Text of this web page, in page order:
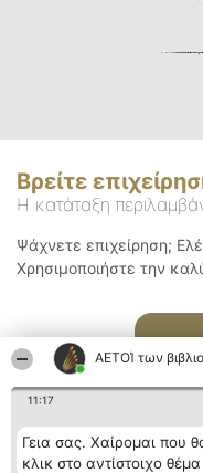
ΑΕΤΟΊ των
11:17
Γεια σας. Χαίρομαι που
κλικ στο αντίστοιχο
Βρείτε
Η κατάταξη
Ψάχνετε επιχείρηση;
Χρησιμοποιήστε την